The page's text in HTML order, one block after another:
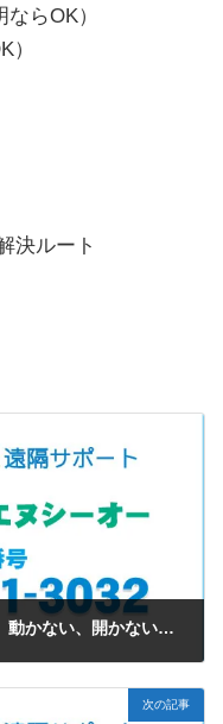
らOK）
決ルート
Windows、パソコンが起動しない、動かない、開かない、青い画面など
次の記事